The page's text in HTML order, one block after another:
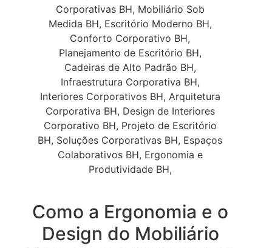
Como a Ergonomia e o
Design do Mobiliário